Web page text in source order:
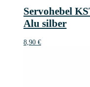
Servohebel
Alu silber
8,90 €